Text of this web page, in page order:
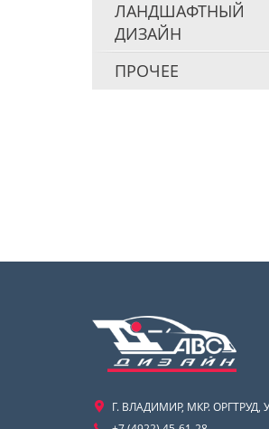
ЛАНДШАФТНЫЙ
ДИЗАЙН
ПРОЧЕЕ
Г. ВЛАДИМИР, МКР. ОРГТРУД,